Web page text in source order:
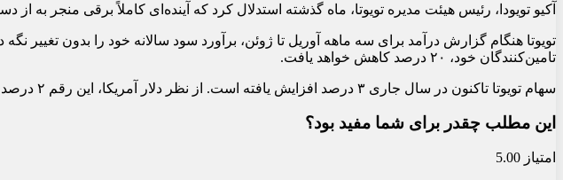
آکیو تویودا، رئیس هیئت مدیره تویوتا، ماه گذشته استدلال کرد که آینده‌ای کاملاً برقی منجر
تویوتا هنگام گزارش درآمد برای سه ماهه آوریل تا ژوئن، برآورد سود سالانه خود را بدون
تامین‌کنندگان خود، ۲۰ درصد کاهش خواهد یافت.
سهام تویوتا تاکنون در سال جاری ۳ درصد افزایش یافته است. از نظر دلار آمریکا، این رقم ۲ درصد افزایش یافته است، در مقایسه با کاهش ۲ درصدی رقیب خود تسلا در همین دوره.
این مطلب چقدر برای شما مفید بود؟
امتیاز 5.00